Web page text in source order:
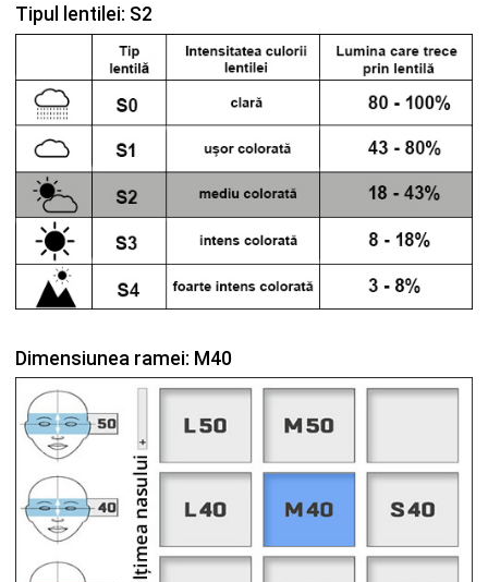
Tipul lentilei: S2
Dimensiunea ramei: M40